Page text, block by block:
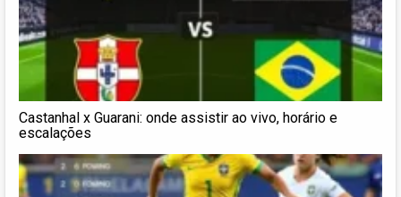
Castanhal x Guarani: onde assistir ao vivo, horário e
escalações